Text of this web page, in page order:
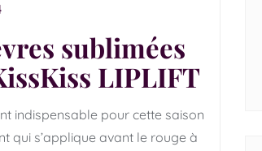
sublimées
LIPLIFT
indispensable pour cette saison
qui s’applique avant le rouge à